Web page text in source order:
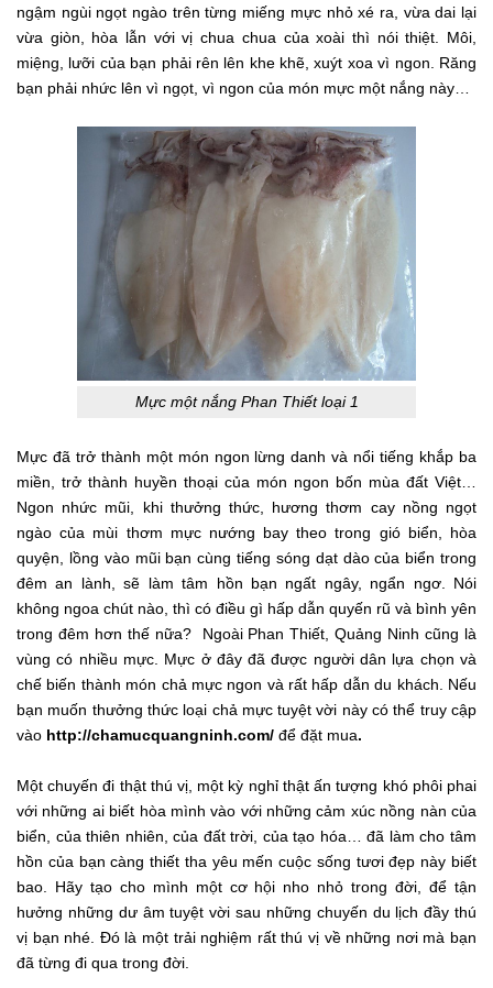
ngậm ngùi ngọt ngào trên từng miếng mực nhỏ xé ra, vừa dai lại
vừa giòn, hòa lẫn với vị chua chua của xoài thì nói thiệt. Môi,
miệng, lưỡi của bạn phải rên lên khe khẽ, xuýt xoa vì ngon. Răng
bạn phải nhức lên vì ngọt, vì ngon của món mực một nắng này…
Mực một nắng Phan Thiết loại 1
Mực đã trở thành một món ngon lừng danh và nổi tiếng khắp ba
miền, trở thành huyền thoại của món ngon bốn mùa đất Việt…
Ngon nhức mũi, khi thưởng thức, hương thơm cay nồng ngọt
ngào của mùi thơm mực nướng bay theo trong gió biển, hòa
quyện, lồng vào mũi bạn cùng tiếng sóng dạt dào của biển trong
đêm an lành, sẽ làm tâm hồn bạn ngất ngây, ngẩn ngơ. Nói
không ngoa chút nào, thì có điều gì hấp dẫn quyến rũ và bình yên
trong đêm hơn thế nữa? Ngoài Phan Thiết, Quảng Ninh cũng là
vùng có nhiều mực. Mực ở đây đã được người dân lựa chọn và
chế biến thành món chả mực ngon và rất hấp dẫn du khách. Nếu
bạn muốn thưởng thức loại chả mực tuyệt vời này có thể truy cập
vào http://chamucquangninh.com/ để đặt mua.
Một chuyến đi thật thú vị, một kỳ nghỉ thật ấn tượng khó phôi phai
với những ai biết hòa mình vào với những cảm xúc nồng nàn của
biển, của thiên nhiên, của đất trời, của tạo hóa… đã làm cho tâm
hồn của bạn càng thiết tha yêu mến cuộc sống tươi đẹp này biết
bao. Hãy tạo cho mình một cơ hội nho nhỏ trong đời, để tận
hưởng những dư âm tuyệt vời sau những chuyến du lịch đầy thú
vị bạn nhé. Đó là một trải nghiệm rất thú vị về những nơi mà bạn
đã từng đi qua trong đời.